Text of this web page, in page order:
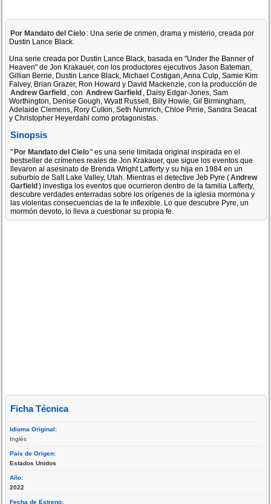
Por Mandato del Cielo : Una serie de crimen, drama y misterio, creada por
Dustin Lance Black.
Una serie creada por Dustin Lance Black, basada en "Under the Banner of
Heaven" de Jon Krakauer, con los productores ejecutivos Jason Bateman,
Gillian Berrie, Dustin Lance Black, Michael Costigan, Anna Culp, Samie Kim
Falvey, Brian Grazer, Ron Howard y David Mackenzie, con la producción de
Andrew Garfield , con Andrew Garfield , Daisy Edgar-Jones, Sam
Worthington, Denise Gough, Wyatt Russell, Billy Howle, Gil Birmingham,
Adelaide Clemens, Rory Culkin, Seth Numrich, Chloe Pirrie, Sandra Seacat
y Christopher Heyerdahl como protagonistas.
Sinopsis
"Por Mandato del Cielo" es una serie limitada original inspirada en el
bestseller de crímenes reales de Jon Krakauer, que sigue los eventos que
llevaron al asesinato de Brenda Wright Lafferty y su hija en 1984 en un
suburbio de Salt Lake Valley, Utah. Mientras el detective Jeb Pyre (Andrew
Garfield) investiga los eventos que ocurrieron dentro de la familia Lafferty,
descubre verdades enterradas sobre los orígenes de la iglesia mormona y
las violentas consecuencias de la fe inflexible. Lo que descubre Pyre, un
mormón devoto, lo lleva a cuestionar su propia fe.
Ficha Técnica
Idioma Original:
Inglés
País de Origen:
Estados Unidos
Año:
2022
Fecha de Estreno: